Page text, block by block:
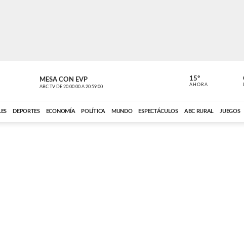
MESA CON EVP
ABC TV DE 20:00:00 A 20:59:00
EL
ABC CARDINAL
15º
AHORA
DEPORTES ECONOMÍA POLÍTICA MUNDO ESPECTÁCULOS ABC RURAL JUEGOS